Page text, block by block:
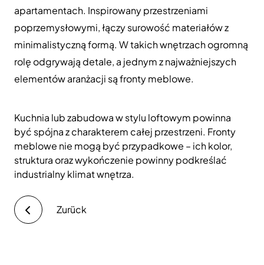
apartamentach. Inspirowany przestrzeniami
poprzemysłowymi, łączy surowość materiałów z
minimalistyczną formą. W takich wnętrzach ogromną
rolę odgrywają detale, a jednym z najważniejszych
elementów aranżacji są fronty meblowe.
Kuchnia lub zabudowa w stylu loftowym powinna
być spójna z charakterem całej przestrzeni. Fronty
meblowe nie mogą być przypadkowe – ich kolor,
struktura oraz wykończenie powinny podkreślać
industrialny klimat wnętrza.
Zurück